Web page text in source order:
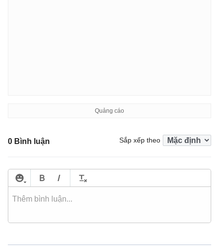
0 Bình luận Sắp xếp theo